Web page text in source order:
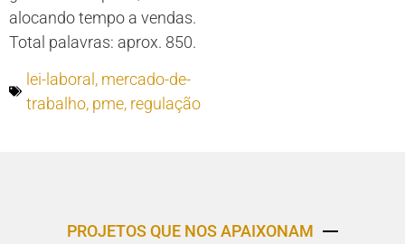
alocando tempo a vendas.
Total palavras: aprox. 850.
lei-laboral , mercado-de-
trabalho, pme, regulação
PROJETOS QUE NOS APAIXONAM